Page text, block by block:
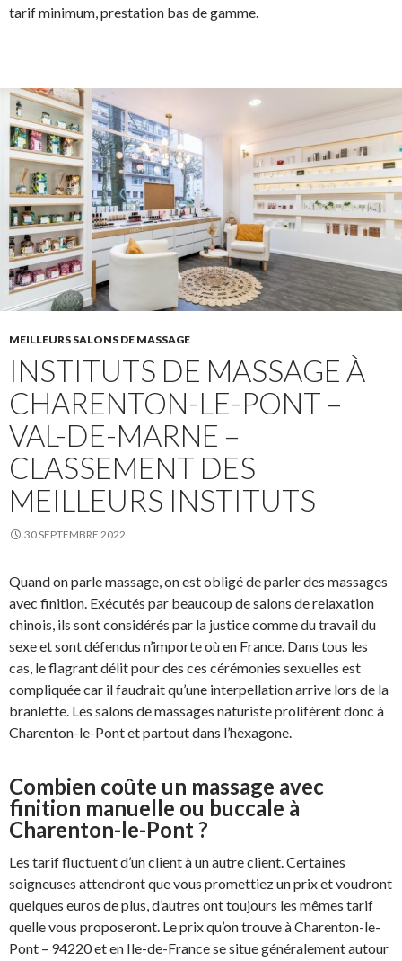
tarif minimum, prestation bas de gamme.
MEILLEURS SALONS DE MASSAGE
INSTITUTS DE MASSAGE À
CHARENTON-LE-PONT –
VAL-DE-MARNE –
CLASSEMENT DES
MEILLEURS INSTITUTS
30 SEPTEMBRE 2022
Quand on parle massage, on est obligé de parler des massages
avec finition. Exécutés par beaucoup de salons de relaxation
chinois, ils sont considérés par la justice comme du travail du
sexe et sont défendus n’importe où en France. Dans tous les
cas, le flagrant délit pour des ces cérémonies sexuelles est
compliquée car il faudrait qu’une interpellation arrive lors de la
branlette. Les salons de massages naturiste prolifèrent donc à
Charenton-le-Pont et partout dans l’hexagone.
Combien coûte un massage avec
finition manuelle ou buccale à
Charenton-le-Pont ?
Les tarif fluctuent d’un client à un autre client. Certaines
soigneuses attendront que vous promettiez un prix et voudront
quelques euros de plus, d’autres ont toujours les mêmes tarif
quelle vous proposeront. Le prix qu’on trouve à Charenton-le-
Pont – 94220 et en Ile-de-France se situe généralement autour